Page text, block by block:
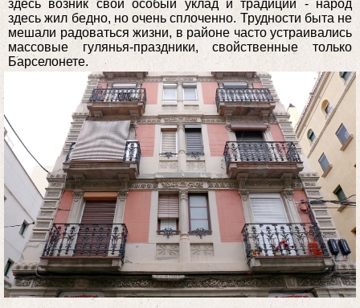
здесь возник свой особый уклад и традиции - народ
здесь жил бедно, но очень сплоченно. Трудности быта не
мешали радоваться жизни, в районе часто устраивались
массовые гулянья-праздники, свойственные только
Барселонете.